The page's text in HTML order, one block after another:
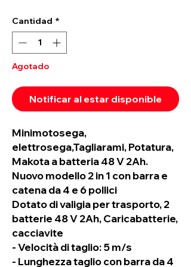
Cantidad *
Agotado
Notificar al estar disponible
Minimotosega,
elettrosega,Tagliarami, Potatura,
Makota a batteria 48 V 2Ah.
Nuovo modello 2 in 1 con barra e
catena da 4 e 6 pollici
Dotato di valigia per trasporto, 2
batterie 48 V 2Ah, Caricabatterie,
cacciavite
- Velocità di taglio: 5 m/s
- Lunghezza taglio con barra da 4